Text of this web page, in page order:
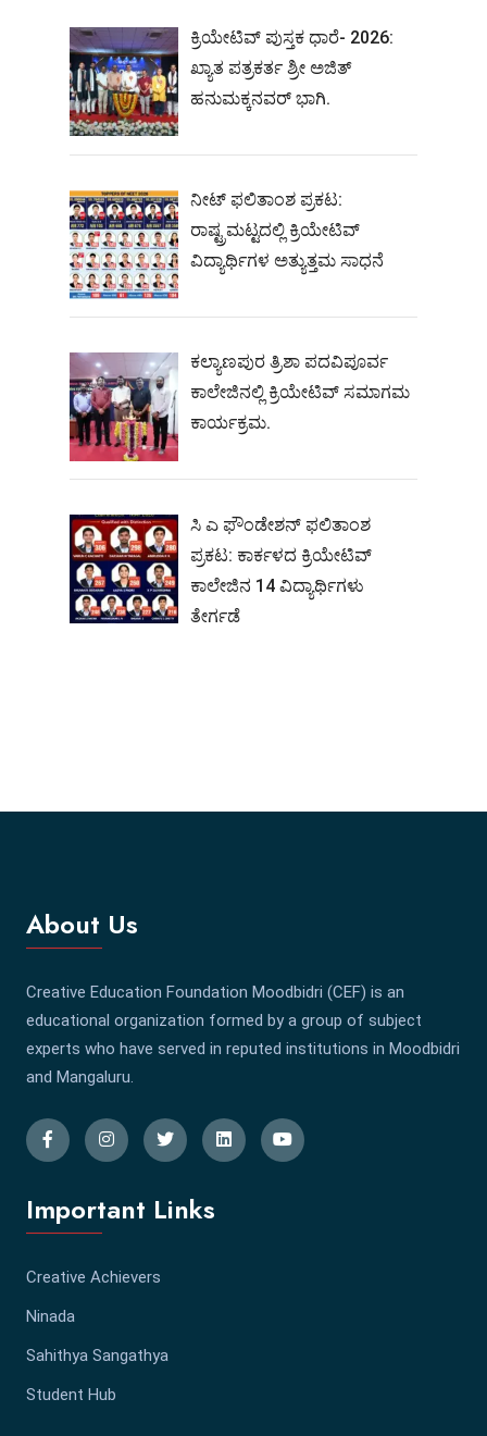
ಕ್ರಿಯೇಟಿವ್ ಪುಸ್ತಕ ಧಾರೆ- 2026:
ಖ್ಯಾತ ಪತ್ರಕರ್ತ ಶ್ರೀ ಅಜಿತ್
ಹನುಮಕ್ಕನವರ್ ಭಾಗಿ.
ನೀಟ್‌ ಫಲಿತಾಂಶ ಪ್ರಕಟ:
ರಾಷ್ಟ್ರಮಟ್ಟದಲ್ಲಿ ಕ್ರಿಯೇಟಿವ್‌
ವಿದ್ಯಾರ್ಥಿಗಳ ಅತ್ಯುತ್ತಮ ಸಾಧನೆ
ಕಲ್ಯಾಣಪುರ ತ್ರಿಶಾ ಪದವಿಪೂರ್ವ
ಕಾಲೇಜಿನಲ್ಲಿ ಕ್ರಿಯೇಟಿವ್ ಸಮಾಗಮ
ಕಾರ್ಯಕ್ರಮ.
ಸಿ ಎ ಫೌಂಡೇಶನ್ ಫಲಿತಾಂಶ
ಪ್ರಕಟ: ಕಾರ್ಕಳದ ಕ್ರಿಯೇಟಿವ್
ಕಾಲೇಜಿನ 14 ವಿದ್ಯಾರ್ಥಿಗಳು
ತೇರ್ಗಡೆ
About Us
Creative Education Foundation Moodbidri (CEF) is an
educational organization formed by a group of subject
experts who have served in reputed institutions in Moodbidri
and Mangaluru.
Important Links
Creative Achievers
Ninada
Sahithya Sangathya
Student Hub